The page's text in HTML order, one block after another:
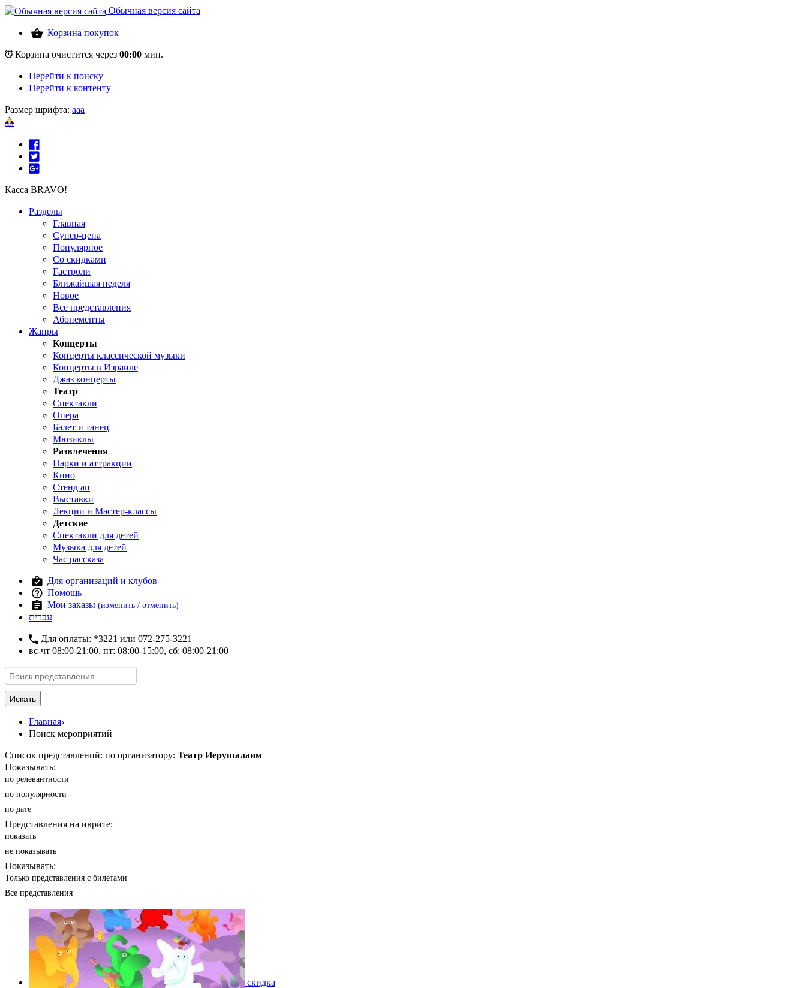
Обычная версия сайта
Корзина покупок
Корзина очистится через 00:00 мин.
Перейти к поиску
Перейти к контенту
Размер шрифта: aaa
Касса BRAVO!
Разделы
Главная
Супер-цена
Популярное
Со скидками
Гастроли
Ближайшая неделя
Новое
Все представления
Абонементы
Жанры
Концерты
Концерты классической музыки
Концерты в Израиле
Джаз концерты
Театр
Спектакли
Опера
Балет и танец
Мюзиклы
Развлечения
Парки и аттракции
Кино
Стенд ап
Выставки
Лекции и Мастер-классы
Детские
Спектакли для детей
Музыка для детей
Час рассказа
Для организаций и клубов
Помощь
Мои заказы(изменить / отменить)
עברית
Для оплаты: *3221 или 072-275-3221
вс-чт 08:00-21:00, пт: 08:00-15:00, сб: 08:00-21:00
Искать
Главная›
Поиск мероприятий
Список представлений: по организатору: Театр Иерушалаим
Показывать:
по релевантности
по популярности
по дате
Представления на иврите:
показать
не показывать
Показывать:
Только представления с билетами
Все представления
скидка